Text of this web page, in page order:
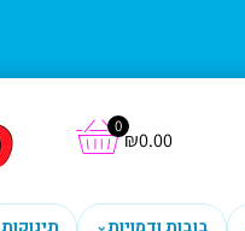
₪0.00
0
⌄